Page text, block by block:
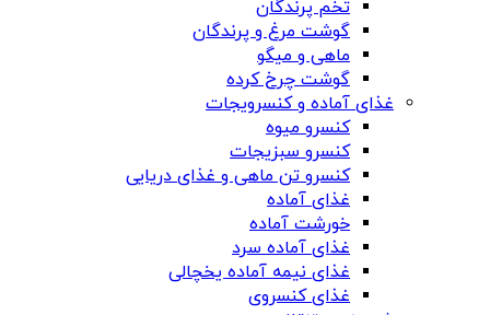
تخم پرندگان
گوشت مرغ و پرندگان
ماهی و میگو
گوشت چرخ کرده
غذای آماده و کنسرویجات
کنسرو میوه
کنسرو سبزیجات
کنسرو تن ماهی و غذای دریایی
غذای آماده
خورشت آماده
غذای آماده سرد
غذای نیمه آماده یخچالی
غذای کنسروی